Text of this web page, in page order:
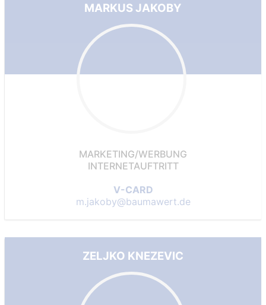
MARKUS JAKOBY
MARKETING/WERBUNG
INTERNETAUFTRITT
V-CARD
m.jakoby@baumawert.de
ZELJKO KNEZEVIC